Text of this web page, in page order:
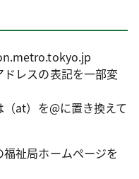
レスの表記を一部変
at）を@に置き換えて
祉局ホームぺージを